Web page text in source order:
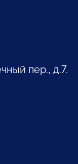
пер., д.7.